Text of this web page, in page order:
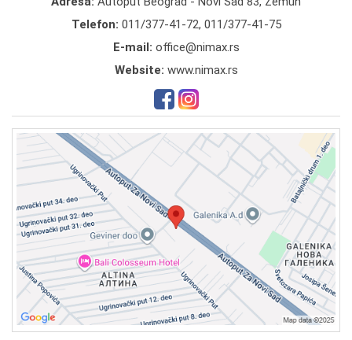
Telefon: 011/377-41-72, 011/377-41-75
E-mail: office@nimax.rs
Website: www.nimax.rs